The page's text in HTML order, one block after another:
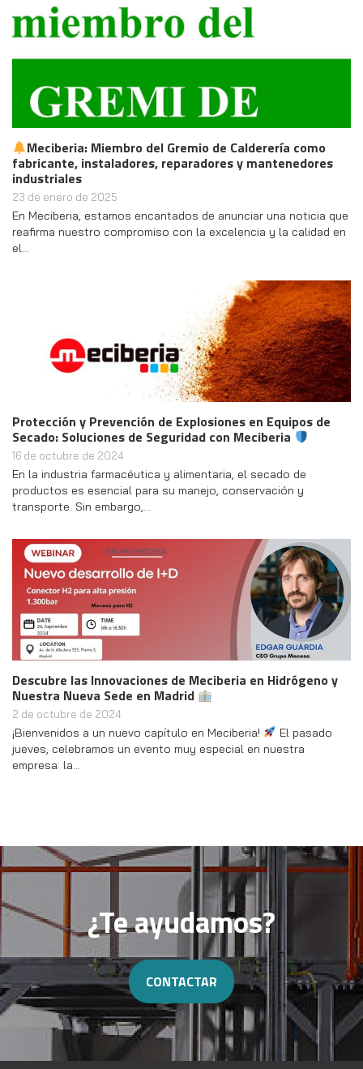
Meciberia: Miembro del Gremio de Calderería como
fabricante, instaladores, reparadores y mantenedores
industriales
23 de enero de 2025
En Meciberia, estamos encantados de anunciar una noticia que
reafirma nuestro compromiso con la excelencia y la calidad en
el…
Protección y Prevención de Explosiones en Equipos de
Secado: Soluciones de Seguridad con Meciberia
16 de octubre de 2024
En la industria farmacéutica y alimentaria, el secado de
productos es esencial para su manejo, conservación y
transporte. Sin embargo,…
Descubre las Innovaciones de Meciberia en Hidrógeno y
Nuestra Nueva Sede en Madrid
2 de octubre de 2024
¡Bienvenidos a un nuevo capítulo en Meciberia!
El pasado
jueves, celebramos un evento muy especial en nuestra
empresa: la…
¿Te ayudamos?
CONTACTAR